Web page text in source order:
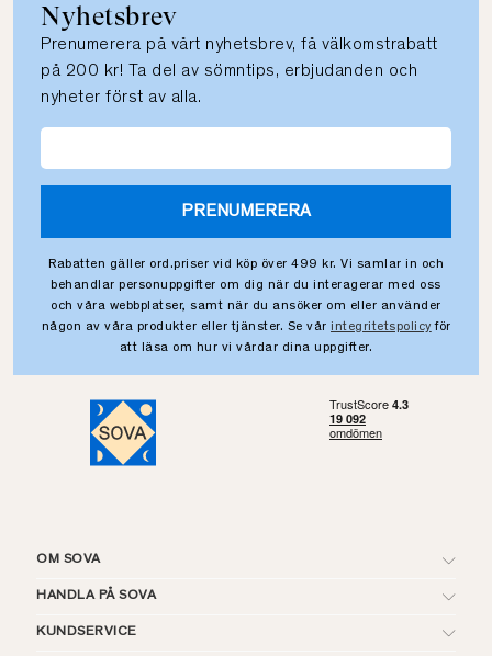
Nyhetsbrev
Prenumerera på vårt nyhetsbrev, få välkomstrabatt
på 200 kr! Ta del av sömntips, erbjudanden och
nyheter först av alla.
PRENUMERERA
Rabatten gäller ord.priser vid köp över 499 kr. Vi samlar in och
behandlar personuppgifter om dig när du interagerar med oss
och våra webbplatser, samt när du ansöker om eller använder
någon av våra produkter eller tjänster. Se vår integritetspolicy för
att läsa om hur vi vårdar dina uppgifter.
OM SOVA
HANDLA PÅ SOVA
KUNDSERVICE